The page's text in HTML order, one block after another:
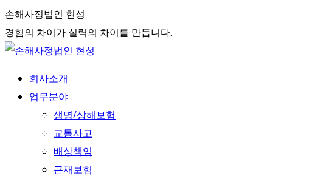
Skip
to
content
손해사정법인 현성
경험의 차이가 실력의 차이를 만듭니다.
회사소개
업무분야
생명/상해보험
교통사고
배상책임
근재보험